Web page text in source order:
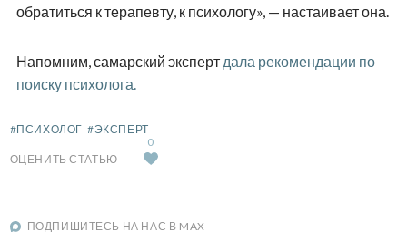
обратиться к терапевту, к психологу», — настаивает она.
Напомним, самарский экспертдала рекомендации по
поиску психолога.
#ПСИХОЛОГ #ЭКСПЕРТ
ОЦЕНИТЬ СТАТЬЮ
0
ПОДПИШИТЕСЬ НА НАС В MAX